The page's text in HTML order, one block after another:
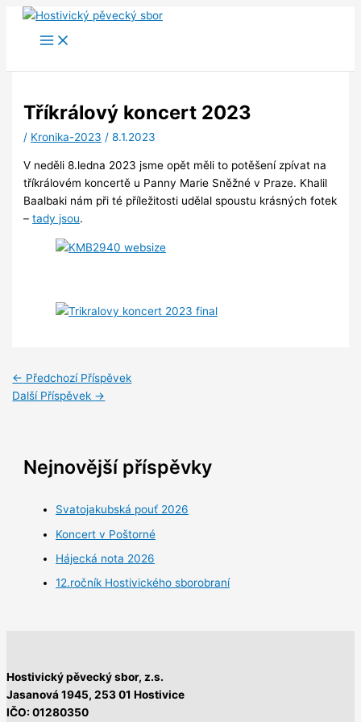
Přeskočit
Tříkrálový koncert 2023
/ Kronika-2023 /8.1.2023
V neděli 8.ledna 2023 jsme opět měli to potěšení zpívat na
tříkrálovém koncertě u Panny Marie Sněžné v Praze. Khalil
Baalbaki nám při té příležitosti udělal spoustu krásných fotek
–tady jsou.
← Předchozí Příspěvek
Další Příspěvek →
Nejnovější příspěvky
Svatojakubská pouť 2026
Koncert v Poštorné
Hájecká nota 2026
12.ročník Hostivického sborobraní
Hostivický pěvecký sbor, z.s.
Jasanová 1945, 253 01 Hostivice
IČO: 01280350